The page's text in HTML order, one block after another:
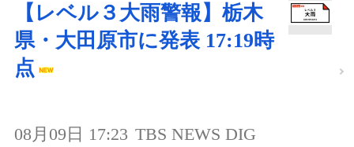
【レベル３大雨警報】栃木
県・大田原市に発表 17:19時
点
08月09日 17:23 TBS NEWS DIG